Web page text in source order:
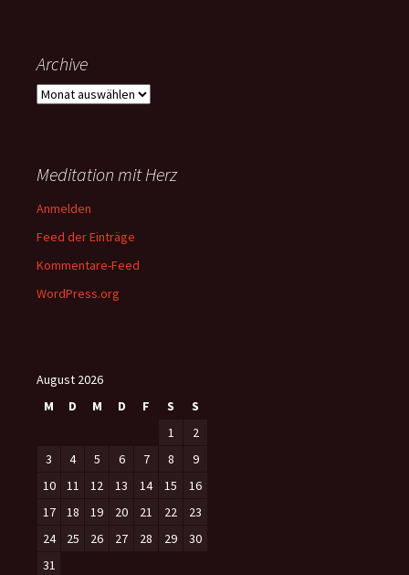
Archive
Archive
Meditation mit Herz
Anmelden
Feed der Einträge
Kommentare-Feed
WordPress.org
August 2026
M
D M D F S
S
1
2
3
4 5 6 7 8
9
10
11 12 13 14 15
16
17
18 19 20 21 22
23
24
25 26 27 28 29
30
31